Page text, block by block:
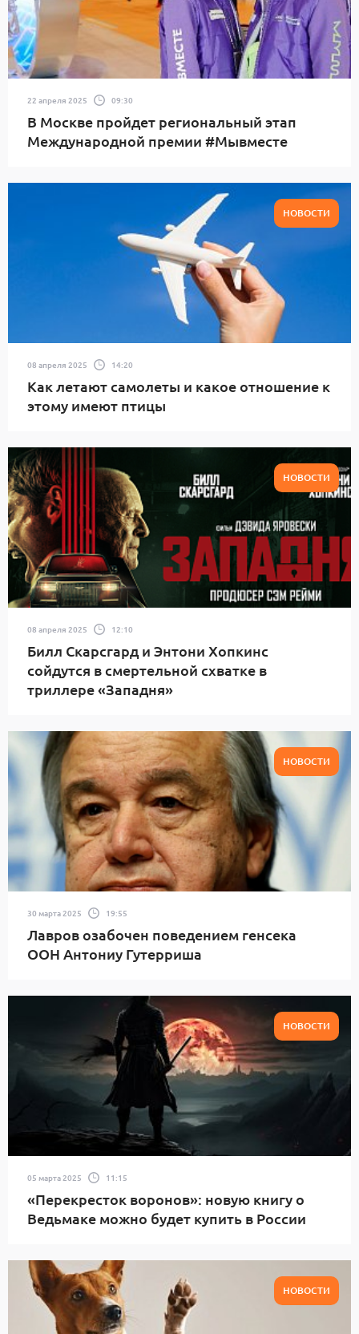
22 апреля 2025 09:30
В Москве пройдет региональный этап
Международной премии #Мывместе
НОВОСТИ
08 апреля 2025 14:20
Как летают самолеты и какое отношение к
этому имеют птицы
НОВОСТИ
08 апреля 2025 12:10
Билл Скарсгард и Энтони Хопкинс
сойдутся в смертельной схватке в
триллере «Западня»
НОВОСТИ
30 марта 2025 19:55
Лавров озабочен поведением генсека
ООН Антониу Гутерриша
НОВОСТИ
05 марта 2025 11:15
«Перекресток воронов»: новую книгу о
Ведьмаке можно будет купить в России
НОВОСТИ